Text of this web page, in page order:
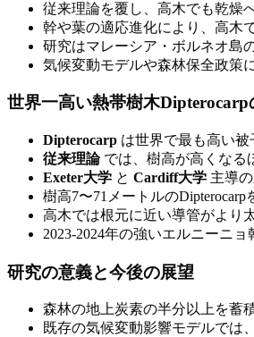
従来理論を覆し、高木でも乾燥
幹や葉の適応進化により、高木
研究はマレーシア・ボルネオ島
気候変動モデルや森林保全政策
世界一高い熱帯樹木
Dipterocarp は世界で最も高い
従来理論では、樹高が高くなる
Exeter大学 と Cardiff大学 主導
樹高7〜71メートルの
高木では根元に近い導管がより
2023-2024年の強いエルニーニ
研究の意義と今後の展望
森林の地上炭素の半分以上を蓄
既存の気候変動影響モデルでは